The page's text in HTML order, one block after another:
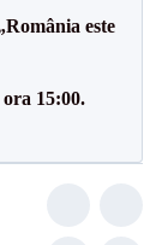
este
15:00.